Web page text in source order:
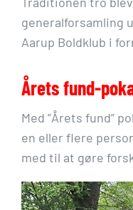
generalforsamling
Aarup Boldklub i
Årets fund-
Med ”Årets fund”
en eller flere
med til at gøre